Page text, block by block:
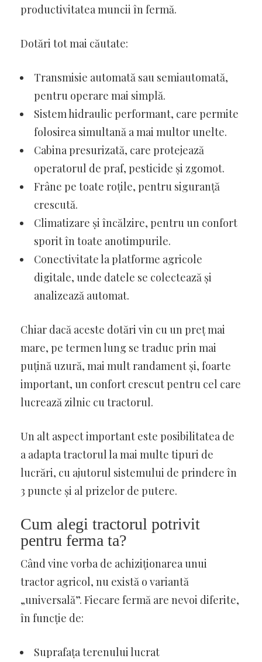
productivitatea muncii în fermă.
Dotări tot mai căutate:
Transmisie automată sau semiautomată,
pentru operare mai simplă.
Sistem hidraulic performant, care permite
folosirea simultană a mai multor unelte.
Cabina presurizată, care protejează
operatorul de praf, pesticide și zgomot.
Frâne pe toate roțile, pentru siguranță
crescută.
Climatizare și încălzire, pentru un confort
sporit în toate anotimpurile.
Conectivitate la platforme agricole
digitale, unde datele se colectează și
analizează automat.
Chiar dacă aceste dotări vin cu un preț mai
mare, pe termen lung se traduc prin mai
puțină uzură, mai mult randament și, foarte
important, un confort crescut pentru cel care
lucrează zilnic cu tractorul.
Un alt aspect important este posibilitatea de
a adapta tractorul la mai multe tipuri de
lucrări, cu ajutorul sistemului de prindere în
3 puncte și al prizelor de putere.
Cum alegi tractorul potrivit
pentru ferma ta?
Când vine vorba de achiziționarea unui
tractor agricol, nu există o variantă
„universală”. Fiecare fermă are nevoi diferite,
în funcție de:
Suprafața terenului lucrat